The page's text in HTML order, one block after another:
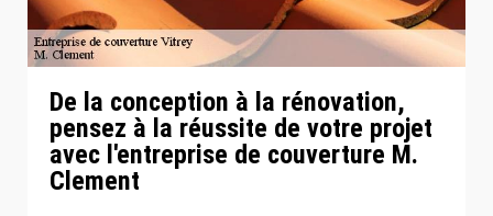
De la conception à la rénovation,
pensez à la réussite de votre projet
avec l'entreprise de couverture M.
Clement